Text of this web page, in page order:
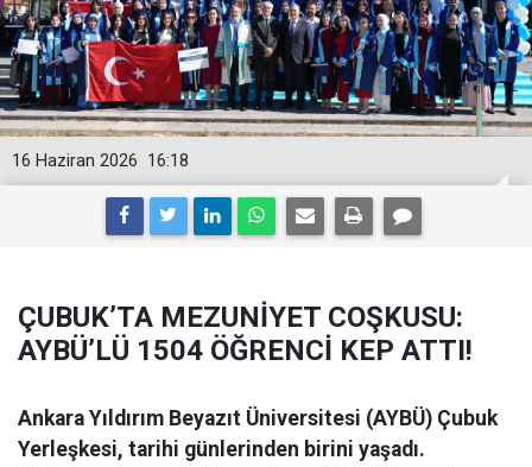
16:18
16 Haziran 2026
ÇUBUK’TA MEZUNİYET COŞKUSU:
AYBÜ’LÜ 1504 ÖĞRENCİ KEP ATTI!
Ankara Yıldırım Beyazıt Üniversitesi (AYBÜ) Çubuk
Yerleşkesi, tarihi günlerinden birini yaşadı.